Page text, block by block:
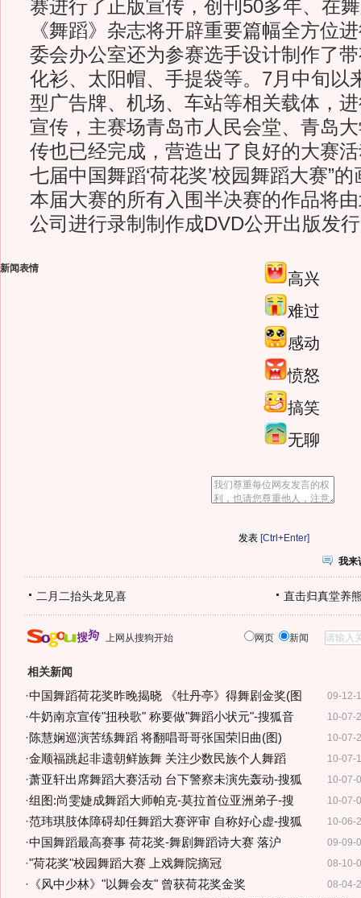
赛进行了正版宣传，创刊50多年、在
《舞蹈》杂志将开辟重要篇幅全方位
委会办公室还为参赛选手设计制作了
化衫、太阳帽、手提袋等。7月中旬以
型广告牌、机场、车站等相关载体，
宣传，主赛场青岛市人民会堂、青岛
传也已经完成，营造出了良好的大赛
七届中国舞蹈‘荷花奖’校园舞蹈大赛”
本届大赛的所有入围半决赛的作品将
公司进行录制制作成DVD公开出版
新闻表情
高兴
难过
感动
愤怒
搞笑
无聊
[Ctrl+Enter]
我来
二月二抬头龙见喜 直击归真堂养
上网从搜狗开始 网页 新闻
相关新闻
09-12-
·中国舞蹈荷花奖昨晚揭晓 《牡丹亭》得舞剧金奖(图
10-07-
·牛奶南京宣传"扭秧歌" 称要做"舞蹈小状元"-搜狐音
10-07-
·陈慧娴巡演苦练舞蹈 将翻唱哥哥张国荣旧曲(图)
10-07-
·金顺福跳起非遗朝鲜族舞 关注少数民族个人舞蹈
10-07-
·萧亚轩出席舞蹈大赛活动 台下警察未演先轰动-搜狐
10-07-
·组图:尚雯婕成舞蹈大师帕克-莫拉首位亚洲弟子-搜
10-06-
·范玮琪肢体障碍却任舞蹈大赛评审 自称好心虚-搜狐
09-09-
·中国舞蹈最高赛事 荷花奖-舞剧舞蹈诗大赛 落沪
08-10-
·"荷花奖"校园舞蹈大赛 上戏舞院摘冠
08-04-
· 《风中少林》"以舞会友" 曾获荷花奖金奖